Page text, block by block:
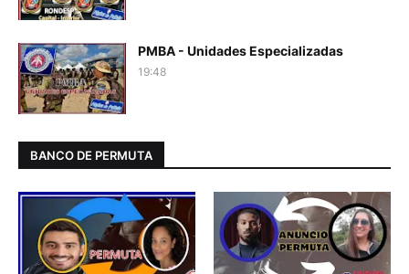
PMBA - Unidades Especializadas
19:48
BANCO DE PERMUTA